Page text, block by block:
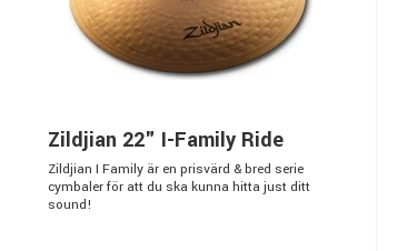
Zildjian 22" I-Family Ride
Zildjian I Family är en prisvärd & bred serie
cymbaler för att du ska kunna hitta just ditt
sound!